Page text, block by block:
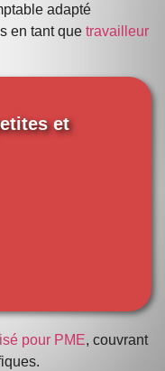
adapté
en tant que travailleur
et
pour PME, couvrant